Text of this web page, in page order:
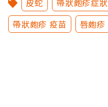
皮蛇 帶狀皰疹症狀
帶狀皰疹 疫苗
唇皰疹